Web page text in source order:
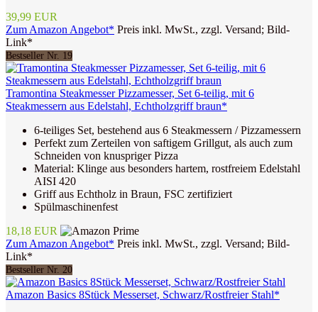
39,99 EUR
Zum Amazon Angebot* Preis inkl. MwSt., zzgl. Versand; Bild-
Link*
Bestseller Nr. 19
Tramontina Steakmesser Pizzamesser, Set 6-teilig, mit 6
Steakmessern aus Edelstahl, Echtholzgriff braun*
6-teiliges Set, bestehend aus 6 Steakmessern / Pizzamessern
Perfekt zum Zerteilen von saftigem Grillgut, als auch zum
Schneiden von knuspriger Pizza
Material: Klinge aus besonders hartem, rostfreiem Edelstahl
AISI 420
Griff aus Echtholz in Braun, FSC zertifiziert
Spülmaschinenfest
18,18 EUR
Zum Amazon Angebot* Preis inkl. MwSt., zzgl. Versand; Bild-
Link*
Bestseller Nr. 20
Amazon Basics 8Stück Messerset, Schwarz/Rostfreier Stahl*